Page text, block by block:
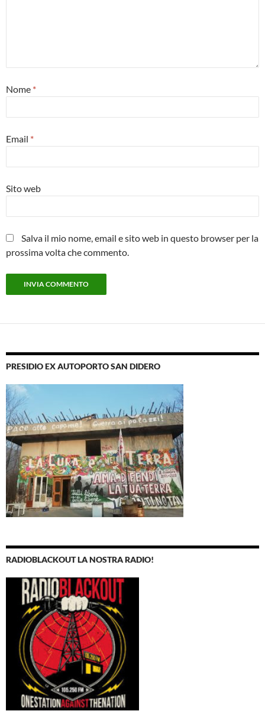
Nome *
Email *
Sito web
Salva il mio nome, email e sito web in questo browser per la
prossima volta che commento.
PRESIDIO EX AUTOPORTO SAN DIDERO
RADIOBLACKOUT LA NOSTRA RADIO!